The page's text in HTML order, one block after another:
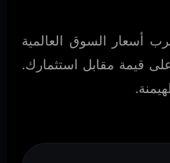
أسعار السوق العالمية
قيمة مقابل استثمارك.